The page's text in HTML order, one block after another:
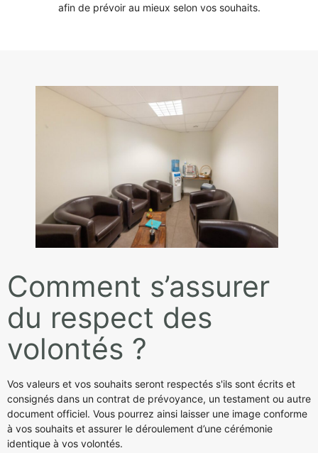
afin de prévoir au mieux selon vos souhaits.
Comment s’assurer
du respect des
volontés ?
Vos valeurs et vos souhaits seront respectés s'ils sont écrits et
consignés dans un contrat de prévoyance, un testament ou autre
document officiel. Vous pourrez ainsi laisser une image conforme
à vos souhaits et assurer le déroulement d’une cérémonie
identique à vos volontés.